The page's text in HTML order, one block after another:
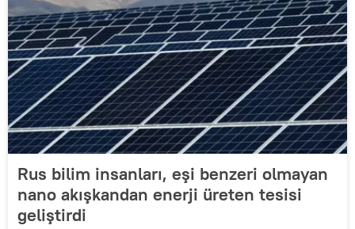
Rus bilim insanları, eşi benzeri olmayan
nano akışkandan enerji üreten tesisi
geliştirdi